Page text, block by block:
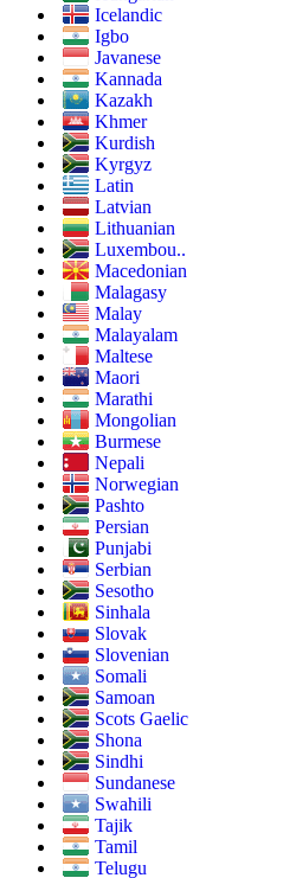
Icelandic
Igbo
Javanese
Kannada
Kazakh
Khmer
Kurdish
Kyrgyz
Latin
Latvian
Lithuanian
Luxembou..
Macedonian
Malagasy
Malay
Malayalam
Maltese
Maori
Marathi
Mongolian
Burmese
Nepali
Norwegian
Pashto
Persian
Punjabi
Serbian
Sesotho
Sinhala
Slovak
Slovenian
Somali
Samoan
Scots Gaelic
Shona
Sindhi
Sundanese
Swahili
Tajik
Tamil
Telugu